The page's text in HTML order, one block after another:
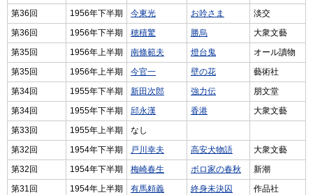
第36回
1956年下半期 今東光 お吟さま
淡交
第36回
1956年下半期 穂積驚 勝烏
大衆文藝
第35回
1956年上半期 南條範夫 燈台鬼
オール讀物
第35回
1956年上半期 今官一 壁の花
藝術社
第34回
1955年下半期 新田次郎 強力伝
朋文堂
第34回
1955年下半期 邱永漢 香港
大衆文藝
第33回
1955年上半期
なし
第32回
1954年下半期 戸川幸夫 高安犬物語
大衆文藝
第32回
1954年下半期 梅崎春生 ボロ家の春秋
新潮
第31回
1954年上半期 有馬頼義 終身未決囚
作品社